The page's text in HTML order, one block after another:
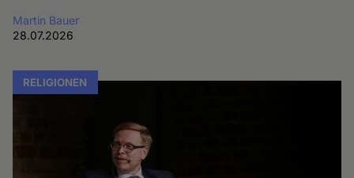
Martin Bauer
28.07.2026
RELIGIONEN